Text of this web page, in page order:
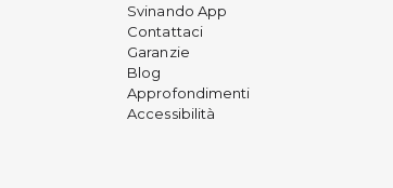
Svinando App
Contattaci
Garanzie
Blog
Approfondimenti
Accessibilità